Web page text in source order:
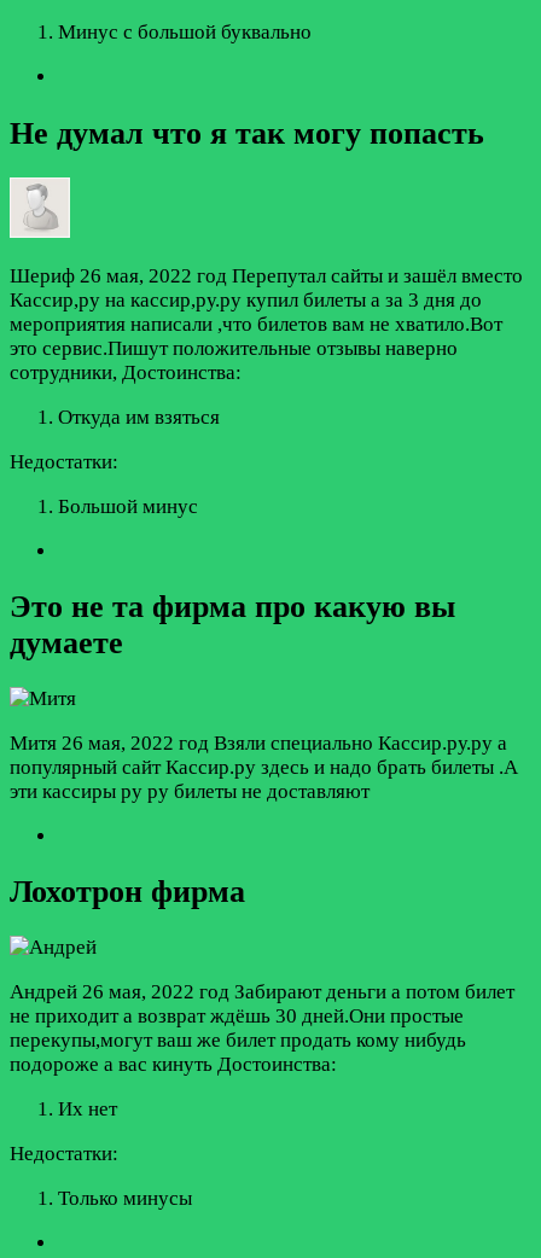
Минус с большой буквально
Не думал что я так могу попасть
Шериф 26 мая, 2022 год Перепутал сайты и зашёл вместо
Кассир,ру на кассир,ру.ру купил билеты а за 3 дня до
мероприятия написали ,что билетов вам не хватило.Вот
это сервис.Пишут положительные отзывы наверно
сотрудники, Достоинства:
Откуда им взяться
Недостатки:
Большой минус
Это не та фирма про какую вы
думаете
Митя 26 мая, 2022 год Взяли специально Кассир.ру.ру а
популярный сайт Кассир.ру здесь и надо брать билеты .А
эти кассиры ру ру билеты не доставляют
Лохотрон фирма
Андрей 26 мая, 2022 год Забирают деньги а потом билет
не приходит а возврат ждёшь 30 дней.Они простые
перекупы,могут ваш же билет продать кому нибудь
подороже а вас кинуть Достоинства:
Их нет
Недостатки:
Только минусы